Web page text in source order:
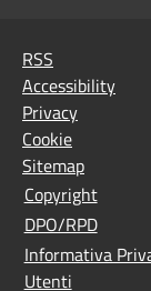
RSS
Accessibility
Privacy
Cookie
Sitemap
Copyright
DPO/RPD
Informativa
Utenti